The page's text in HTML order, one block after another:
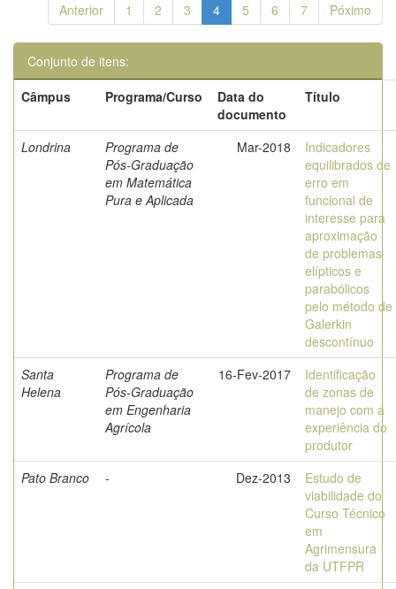
Anterior 1 2 3 4 5 6 7 Póximo
Conjunto de itens:
Câmpus
Programa/Curso
Data do
documento
Título
Londrina
Programa de
Pós-Graduação
em Matemática
Pura e Aplicada
Mar-2018
Indicadores
equilibrados de
erro em
funcional de
interesse para
aproximação
de problemas
elípticos e
parabólicos
pelo método de
Galerkin
descontínuo
Santa
Helena
Programa de
Pós-Graduação
em Engenharia
Agrícola
16-Fev-2017
Identificação
de zonas de
manejo com a
experiência do
produtor
Pato Branco
- Dez-2013
Estudo de
viabilidade do
Curso Técnico
em
Agrimensura
da UTFPR